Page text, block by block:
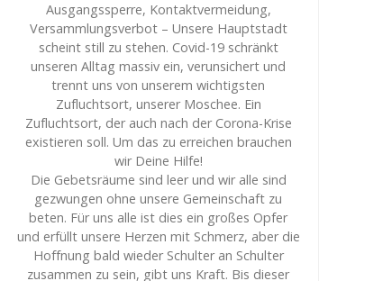
Ausgangssperre, Kontaktvermeidung,
Versammlungsverbot – Unsere Hauptstadt
scheint still zu stehen. Covid-19 schränkt
unseren Alltag massiv ein, verunsichert und
trennt uns von unserem wichtigsten
Zufluchtsort, unserer Moschee. Ein
Zufluchtsort, der auch nach der Corona-Krise
existieren soll. Um das zu erreichen brauchen
wir Deine Hilfe!
Die Gebetsräume sind leer und wir alle sind
gezwungen ohne unsere Gemeinschaft zu
beten. Für uns alle ist dies ein großes Opfer
und erfüllt unsere Herzen mit Schmerz, aber die
Hoffnung bald wieder Schulter an Schulter
zusammen zu sein, gibt uns Kraft. Bis dieser